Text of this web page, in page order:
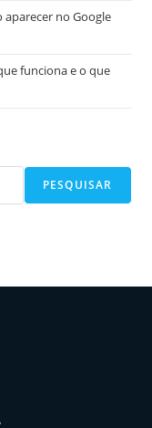
no Google
funciona e o que
PESQUISAR